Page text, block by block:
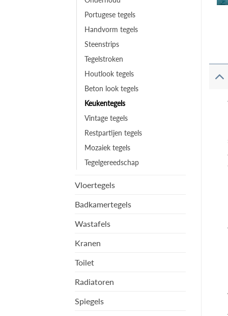
Portugese tegels
Handvorm tegels
Steenstrips
Tegelstroken
Houtlook tegels
Beton look tegels
Keukentegels
Vintage tegels
Restpartijen tegels
Mozaiek tegels
Tegelgereedschap
Vloertegels
Badkamertegels
Wastafels
Kranen
Toilet
Radiatoren
Spiegels